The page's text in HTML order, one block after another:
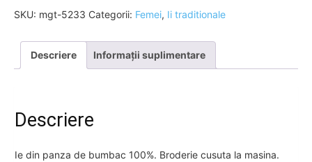
SKU: mgt-5233 Categorii: Femei, Ii traditionale
Descriere Informații suplimentare
Descriere
Ie din panza de bumbac 100%. Broderie cusuta la masina.